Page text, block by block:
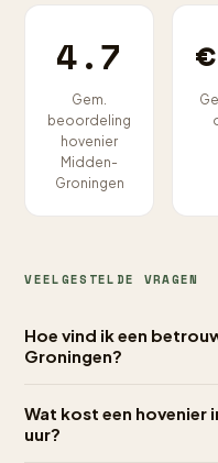
4.7
Gem.
beoordeling
hovenier
Midden-
Groningen
VEELGESTELDE VRAGEN
Hoe vind ik een
Groningen?
Wat kost een hovenier
uur?